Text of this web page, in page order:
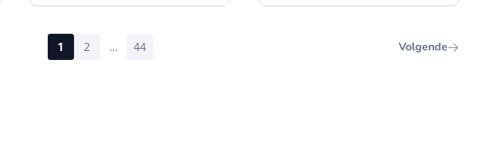
1 2 … 44 Volgende